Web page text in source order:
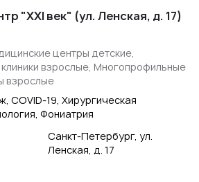
"XXI век" (ул. Ленская, д. 17)
центры детские,
взрослые, Многопрофильные
взрослые
COVID-19, Хирургическая
Фониатрия
Санкт-Петербург, ул.
Ленская, д. 17